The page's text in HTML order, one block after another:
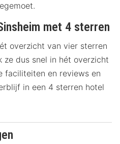
met 4 sterren
overzicht van vier sterren
ze dus snel in hét overzicht
faciliteiten en reviews en
in een 4 sterren hotel